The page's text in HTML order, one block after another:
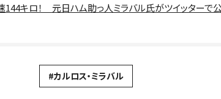
144キロ！ 元日ハム助っ人ミラバル氏がツイッターで
#カルロス・ミラバル